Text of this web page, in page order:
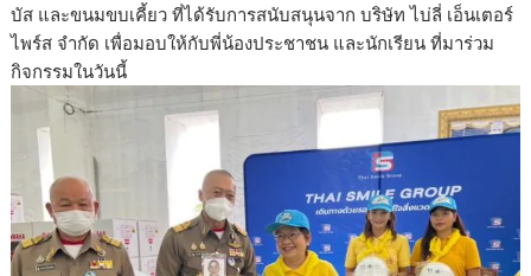
บัส และขนมขบเคี้ยว ที่ได้รับการสนับสนุนจาก บริษัท ไบ่ลี่ เอ็นเตอร์
ไพร์ส จำกัด เพื่อมอบให้กับพี่น้องประชาชน และนักเรียน ที่มาร่วม
กิจกรรมในวันนี้